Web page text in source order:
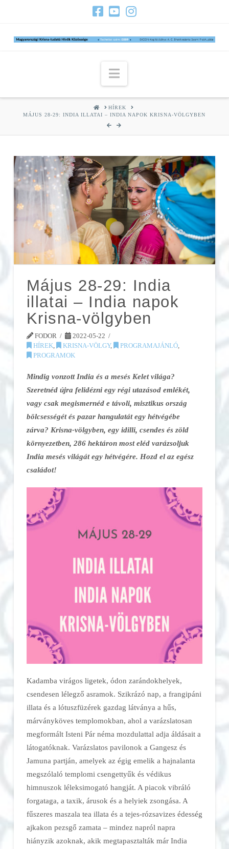
Navigation
HOMEHÍREK
MÁJUS 28-29: INDIA ILLATAI – INDIA NAPOK KRISNA-VÖLGYBEN
Május 28-29: India
illatai – India napok
Krisna-völgyben
FODOR
2022-05-22
HÍREK, KRISNA-VÖLGY, PROGRAMAJÁNLÓ,
PROGRAMOK
Mindig vonzott India és a mesés Kelet világa?
Szeretnéd újra felidézni egy régi utazásod emlékét,
vagy csak megismernéd e távoli, misztikus ország
bölcsességét és pazar hangulatát egy hétvégébe
zárva? Krisna-völgyben, egy idilli, csendes és zöld
környezetben, 286 hektáron most eléd varázsoljuk
India mesés világát egy hétvégére. Hozd el az egész
családot!
Kadamba virágos ligetek, ódon zarándokhelyek,
csendesen lélegző asramok. Szikrázó nap, a frangipáni
illata és a lótuszfüzérek gazdag látványa a hűs,
márványköves templomokban, ahol a varázslatosan
megformált Isteni Pár néma mozdulattal adja áldásait a
látogatóknak. Varázslatos pavilonok a Gangesz és
Jamuna partján, amelyek az égig emelik a hajnalanta
megszólaló templomi csengettyűk és védikus
himnuszok léleksimogató hangját. A piacok vibráló
forgataga, a taxik, árusok és a helyiek zsongása. A
fűszeres maszala tea illata és a tejes-rózsavizes édesség
ajkakon pezsgő zamata – mindez napról napra
hiányzik azoknak, akik megtapasztalták már India